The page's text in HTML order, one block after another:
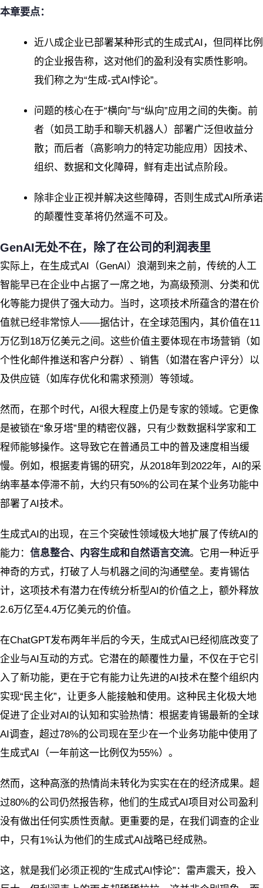
本章要点：
近八成企业已部署某种形式的生成式AI，但同样比例
的企业报告称，这对他们的盈利没有实质性影响。
我们称之为“生成-式AI悖论”。
问题的核心在于“横向”与“纵向”应用之间的失衡。前
者（如员工助手和聊天机器人）部署广泛但收益分
散；而后者（高影响力的特定功能应用）因技术、
组织、数据和文化障碍，鲜有走出试点阶段。
除非企业正视并解决这些障碍，否则生成式AI所承诺
的颠覆性变革将仍然遥不可及。
GenAI无处不在，除了在公司的利润表里
实际上，在生成式AI（GenAI）浪潮到来之前，传统的人工
智能早已在企业中占据了一席之地，为高级预测、分类和优
化等能力提供了强大动力。当时，这项技术所蕴含的潜在价
值就已经非常惊人——据估计，在全球范围内，其价值在11
万亿到18万亿美元之间。这些价值主要体现在市场营销（如
个性化邮件推送和客户分群）、销售（如潜在客户评分）以
及供应链（如库存优化和需求预测）等领域。
然而，在那个时代，AI很大程度上仍是专家的领域。它更像
是被锁在“象牙塔”里的精密仪器，只有少数数据科学家和工
程师能够操作。这导致它在普通员工中的普及速度相当缓
慢。例如，根据麦肯锡的研究，从2018年到2022年，AI的采
纳率基本停滞不前，大约只有50%的公司在某个业务功能中
部署了AI技术。
生成式AI的出现，在三个突破性领域极大地扩展了传统AI的
能力： 信息整合、内容生成和自然语言交流。它用一种近乎
神奇的方式，打破了人与机器之间的沟通壁垒。麦肯锡估
计，这项技术有潜力在传统分析型AI的价值之上，额外释放
2.6万亿至4.4万亿美元的价值。
在ChatGPT发布两年半后的今天，生成式AI已经彻底改变了
企业与AI互动的方式。它潜在的颠覆性力量，不仅在于它引
入了新功能，更在于它有能力让先进的AI技术在整个组织内
实现“民主化”，让更多人能接触和使用。这种民主化极大地
促进了企业对AI的认知和实验热情：根据麦肯锡最新的全球
AI调查，超过78%的公司现在至少在一个业务功能中使用了
生成式AI（一年前这一比例仅为55%）。
然而，这种高涨的热情尚未转化为实实在在的经济成果。超
过80%的公司仍然报告称，他们的生成式AI项目对公司盈利
没有做出任何实质性贡献。更重要的是，在我们调查的企业
中，只有1%认为他们的生成式AI战略已经成熟。
这，就是我们必须正视的“生成式AI悖论”：雷声震天，投入